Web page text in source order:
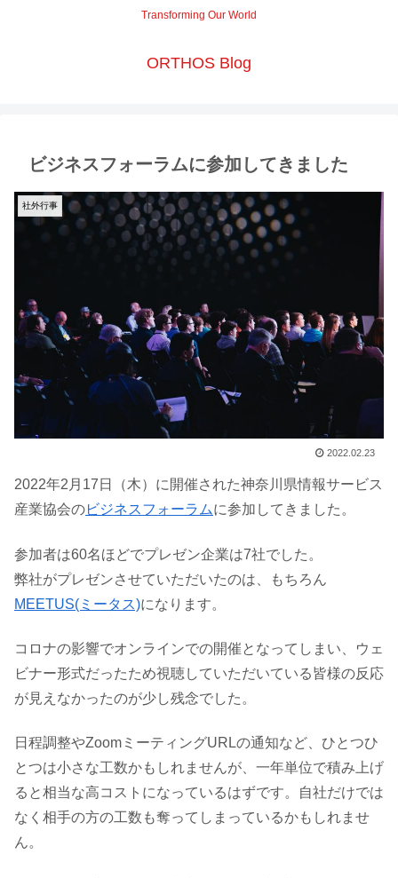
Transforming Our World
ORTHOS Blog
ビジネスフォーラムに参加してきました
社外行事
2022.02.23
2022年2月17日（木）に開催された神奈川県情報サービス
産業協会のビジネスフォーラムに参加してきました。
参加者は60名ほどでプレゼン企業は7社でした。
弊社がプレゼンさせていただいたのは、もちろん
MEETUS(ミータス)になります。
コロナの影響でオンラインでの開催となってしまい、ウェ
ビナー形式だったため視聴していただいている皆様の反応
が見えなかったのが少し残念でした。
日程調整やZoomミーティングURLの通知など、ひとつひ
とつは小さな工数かもしれませんが、一年単位で積み上げ
ると相当な高コストになっているはずです。自社だけでは
なく相手の方の工数も奪ってしまっているかもしれませ
ん。